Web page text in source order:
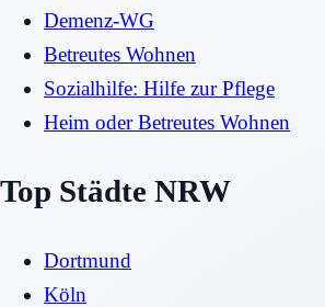
Demenz-WG
Betreutes Wohnen
Sozialhilfe: Hilfe zur Pflege
Heim oder Betreutes Wohnen
Top Städte NRW
Dortmund
Köln